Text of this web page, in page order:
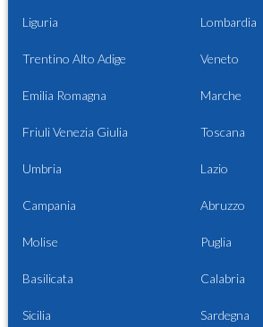
Liguria Lombardia
Trentino Alto Adige Veneto
Emilia Romagna Marche
Friuli Venezia Giulia Toscana
Umbria Lazio
Campania Abruzzo
Molise Puglia
Basilicata Calabria
Sicilia Sardegna